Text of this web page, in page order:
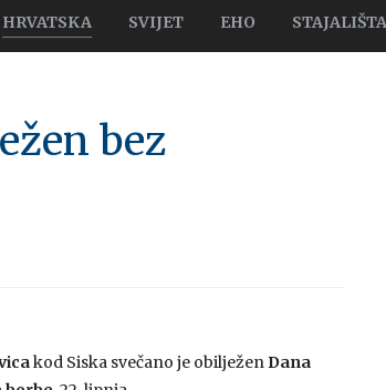
HRVATSKA SVIJET EHO STAJALIŠTA
bez
kod Siska svečano je obilježen Dana